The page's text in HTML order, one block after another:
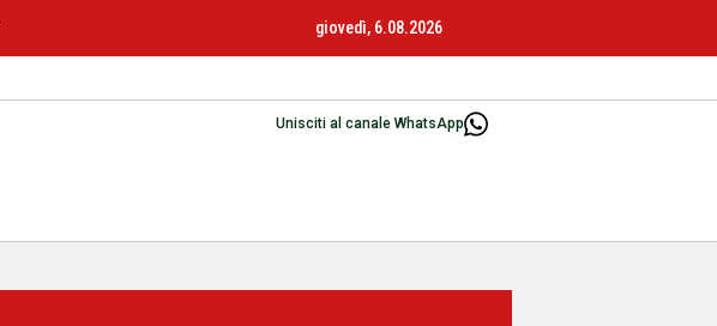
Unisciti al canale WhatsApp
giovedì, 6.08.2026